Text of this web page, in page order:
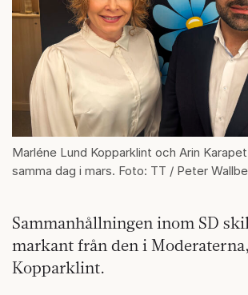
Marléne Lund Kopparklint och Arin
samma dag i mars. Foto: TT / Peter
Sammanhållningen inom SD
markant från den i
Kopparklint.